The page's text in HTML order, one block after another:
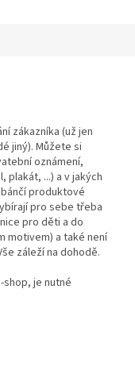
zákazníka (už jen
jiný). Můžete si
oznámení,
plakát, ...) a v jakých
produktové
pro sebe třeba
pro děti a do
motivem) a také není
záleží na dohodě.
je nutné